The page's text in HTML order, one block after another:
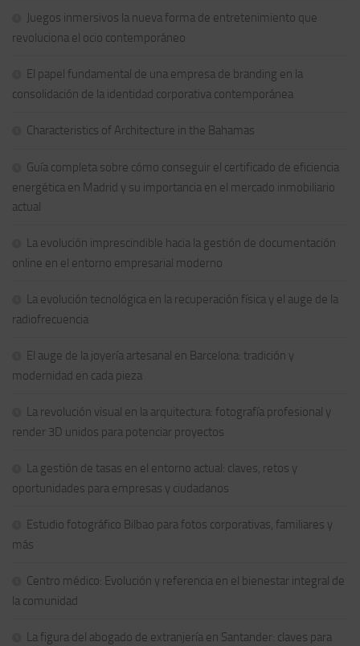
Juegos inmersivos la nueva forma de entretenimiento que
revoluciona el ocio contemporáneo
El papel fundamental de una empresa de branding en la
consolidación de la identidad corporativa contemporánea
Characteristics of Architecture in the Bahamas
Guía completa sobre cómo conseguir el certificado de eficiencia
energética en Madrid y su importancia en el mercado inmobiliario
actual
La evolución imprescindible hacia la gestión de documentación
online en el entorno empresarial moderno
La evolución tecnológica en la recuperación física y el auge de la
radiofrecuencia
El auge de la joyería artesanal en Barcelona: tradición y
modernidad en cada pieza
La revolución visual en la arquitectura: fotografía profesional y
render 3D unidos para potenciar proyectos
La gestión de tasas en el entorno actual: claves, retos y
oportunidades para empresas y ciudadanos
Estudio fotográfico Bilbao para fotos corporativas, familiares y
más
Centro médico: Evolución y referencia en el bienestar integral de
la comunidad
La figura del abogado de extranjería en Santander: claves para